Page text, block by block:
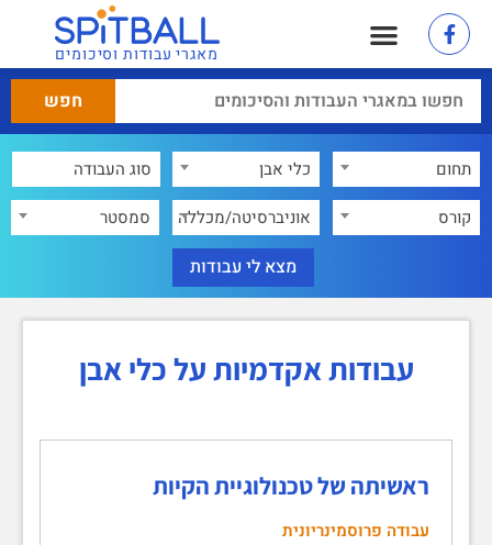
מאגרי עבודות וסיכומים
תחום
כלי אבן
קורס
אוניברסיטה/מכללה סמסטר
עבודות אקדמיות על כלי אבן
ראשיתה של טכנולוגיית הקיות
עבודה פרוסמינריונית